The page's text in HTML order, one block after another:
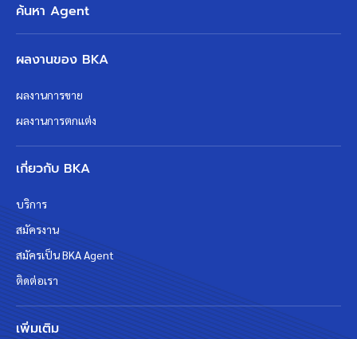
ค้นหา Agent
ผลงานของ BKA
ผลงานการขาย
ผลงานการตกแต่ง
เกี่ยวกับ BKA
บริการ
สมัครงาน
สมัครเป็น BKA Agent
ติดต่อเรา
เพิ่มเติม